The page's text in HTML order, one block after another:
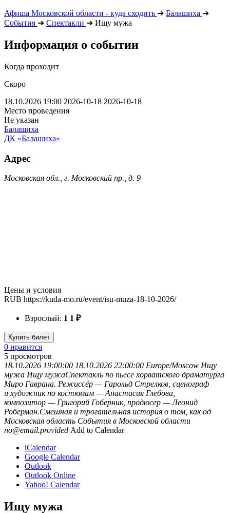
Афиша Московской области - куда сходить ➔ Балашиха ➔
События ➔ Спектакли ➔ Ищу мужа
Информация о событии
Когда проходит
Скоро
18.10.2026 19:00 2026-10-18 2026-10-18
Место проведения
Не указан
Балашиха
ДК «Балашиха»
Адрес
Московская обл., г. Московский пр., д. 9
Цены и условия
RUB https://kuda-mo.ru/event/isu-muza-18-10-2026/
Взрослый: 1 1 ₽
Купить билет
0 нравится
5 просмотров
18.10.2026 19:00:00 18.10.2026 22:00:00 Europe/Moscow Ищу
мужа Ищу мужаСпектакль по пьесе хорватского драматурга
Миро Гаврана. Режиссёр — Гарольд Стрелков, сценограф
и художник по костюмам — Анастасия Глебова,
композитор — Григорий Гоберник, продюсер — Леонид
Роберман.Смешная и трогательная история о том, как од
Московская область События в Московской области
no@email.provided Add to Calendar
iCalendar
Google Calendar
Outlook
Outlook Online
Yahoo! Calendar
Ищу мужа